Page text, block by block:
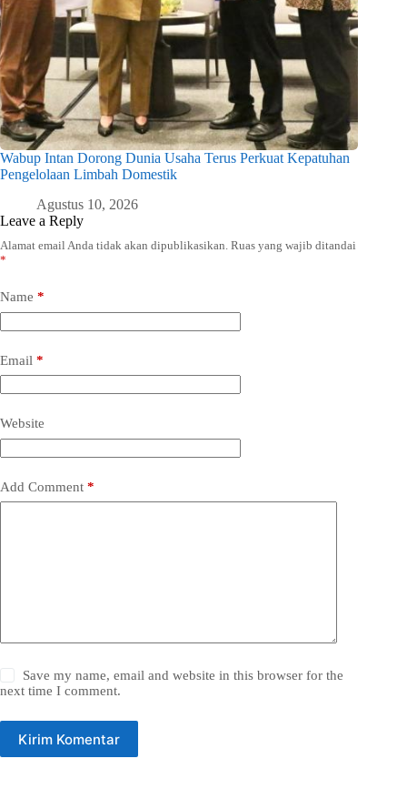
Wabup Intan Dorong Dunia Usaha Terus Perkuat Kepatuhan
Pengelolaan Limbah Domestik
Agustus 10, 2026
Leave a Reply
Alamat email Anda tidak akan dipublikasikan. Ruas yang wajib ditandai
*
Name *
Email *
Website
Add Comment *
Save my name, email and website in this browser for the
next time I comment.
Kirim Komentar